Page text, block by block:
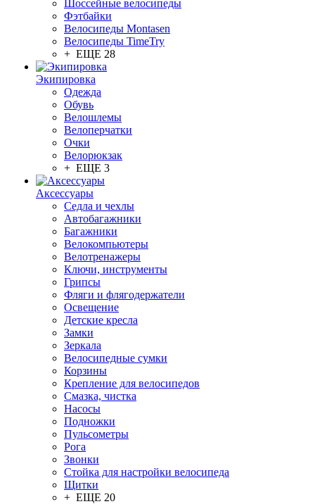
Шоссейные велосипеды
Фэтбайки
Велосипеды Montasen
Велосипеды TimeTry
+ ЕЩЕ 28
Экипировка
Одежда
Обувь
Велошлемы
Велоперчатки
Очки
Велорюкзак
+ ЕЩЕ 3
Аксессуары
Седла и чехлы
Автобагажники
Багажники
Велокомпьютеры
Велотренажеры
Ключи, инструменты
Грипсы
Фляги и флягодержатели
Освещение
Детские кресла
Замки
Зеркала
Велосипедные сумки
Корзины
Крепление для велосипедов
Смазка, чистка
Насосы
Подножки
Пульсометры
Рога
Звонки
Стойка для настройки велосипеда
Щитки
+ ЕЩЕ 20